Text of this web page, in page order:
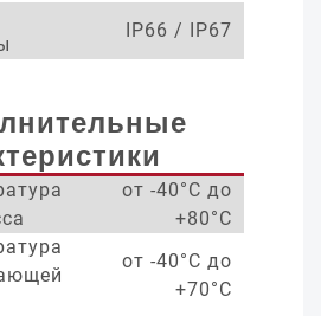
IP66 / IP67
от -40°С до
+80°С
от -40°С до
+70°С